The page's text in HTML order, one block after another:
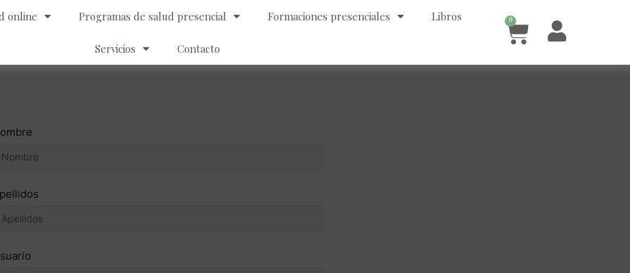
online Programas de salud presencial Formaciones presenciales Libros
Servicios Contacto
0
Cart